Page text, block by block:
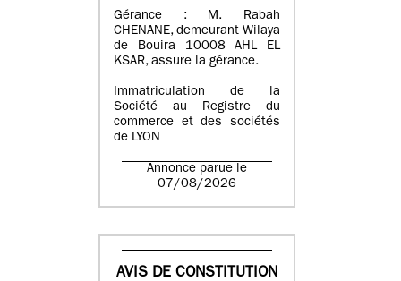
Gérance : M. Rabah
CHENANE, demeurant Wilaya
de Bouira 10008 AHL EL
KSAR, assure la gérance.
Immatriculation de la
Société au Registre du
commerce et des sociétés
de LYON
Annonce parue le
07/08/2026
AVIS DE CONSTITUTION